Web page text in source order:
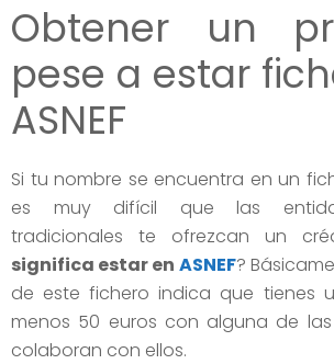
Obtener un
pese a estar
ASNEF
Si tu nombre se encuentra en un
es muy difícil que las
tradicionales te ofrezcan un
significa estar en ASNEF?
de este fichero indica que tienes
menos 50 euros con alguna de
colaboran con ellos.